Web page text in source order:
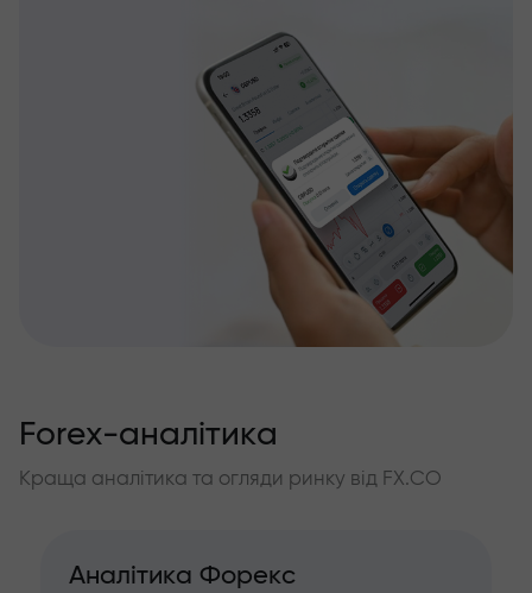
Forex-аналітика
Краща аналітика та огляди ринку від FX.CO
Аналітика Форекс